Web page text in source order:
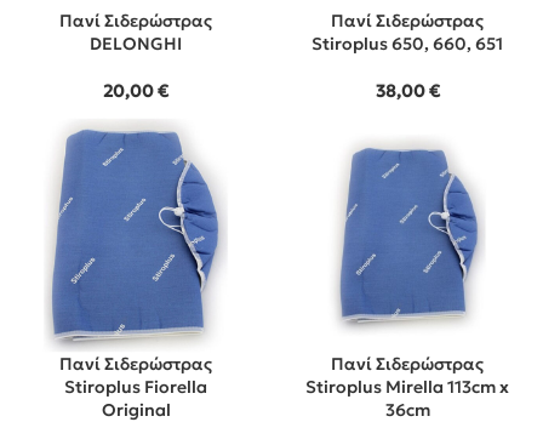
Πανί Σιδερώστρας
DELONGHI
20,00€
Πανί Σιδερώστρας
Stiroplus 650, 660, 651
38,00€
Πανί Σιδερώστρας
Stiroplus Fiorella
Original
Πανί Σιδερώστρας
Stiroplus Mirella 113cm x
36cm